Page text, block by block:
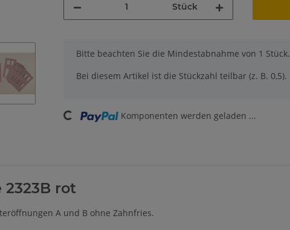
Stück
x
Bitte beachten Sie die Mindestabnahme von 1 Stück.
Bei diesem Artikel ist die Stückzahl teilbar (z. B. 0,5).
Loading... Komponenten werden geladen ...
rot
A und B ohne Zahnfries.